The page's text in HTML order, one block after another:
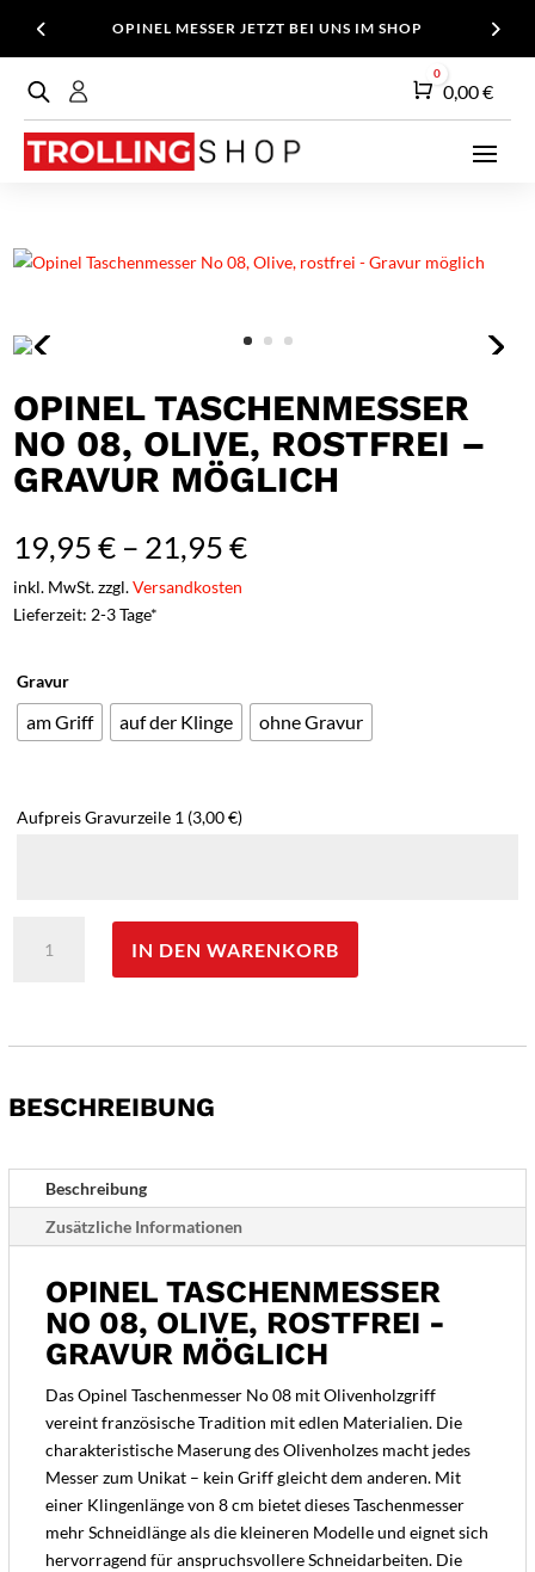
OPINEL MESSER JETZT BEI UNS IM SHOP
Warenkorb
0
0,00€
OPINEL TASCHENMESSER
NO 08, OLIVE, ROSTFREI –
GRAVUR MÖGLICH
19,95€ – 21,95€
inkl. MwSt. zzgl.Versandkosten
Lieferzeit: 2-3 Tage*
Gravur
am Griff auf der Klinge ohne Gravur
Aufpreis Gravurzeile 1 (3,00 €)
Taschenmesser
-
Gravur
Menge
IN DEN WARENKORB
BESCHREIBUNG
Beschreibung
Zusätzliche Informationen
OPINEL TASCHENMESSER
NO 08, OLIVE, ROSTFREI -
GRAVUR MÖGLICH
Das Opinel Taschenmesser No 08 mit Olivenholzgriff
vereint französische Tradition mit edlen Materialien. Die
charakteristische Maserung des Olivenholzes macht jedes
Messer zum Unikat – kein Griff gleicht dem anderen. Mit
einer Klingenlänge von 8 cm bietet dieses Taschenmesser
mehr Schneidlänge als die kleineren Modelle und eignet sich
hervorragend für anspruchsvollere Schneidarbeiten. Die